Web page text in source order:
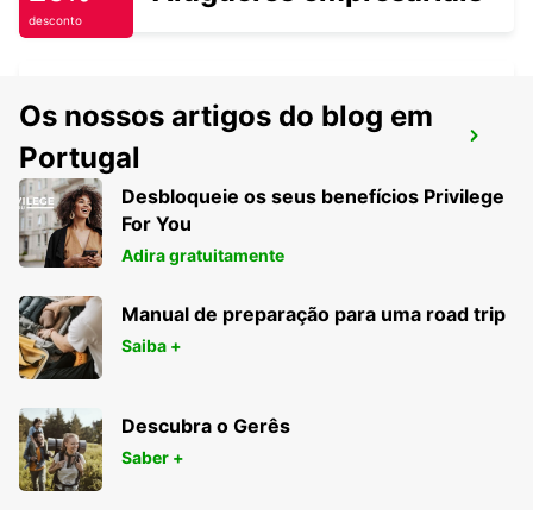
AEROPORTO DE KNOCK
KNOCK - IRELAND
desconto
Os nossos artigos do blog em
Portugal
Desbloqueie os seus benefícios Privilege
For You
Adira gratuitamente
Manual de preparação para uma road trip
Saiba +
Descubra o Gerês
Saber +